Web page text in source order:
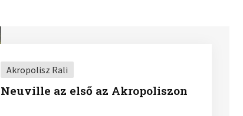
Akropolisz Rali
Neuville az első az Akropoliszon